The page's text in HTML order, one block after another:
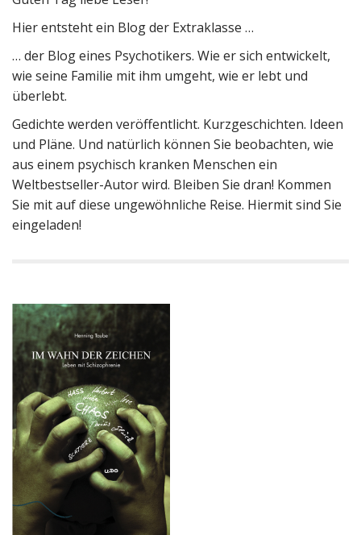
Hier entsteht ein Blog der Extraklasse …
… der Blog eines Psychotikers. Wie er sich entwickelt,
wie seine Familie mit ihm umgeht, wie er lebt und
überlebt.
Gedichte werden veröffentlicht. Kurzgeschichten. Ideen
und Pläne. Und natürlich können Sie beobachten, wie
aus einem psychisch kranken Menschen ein
Weltbestseller-Autor wird. Bleiben Sie dran! Kommen
Sie mit auf diese ungewöhnliche Reise. Hiermit sind Sie
eingeladen!